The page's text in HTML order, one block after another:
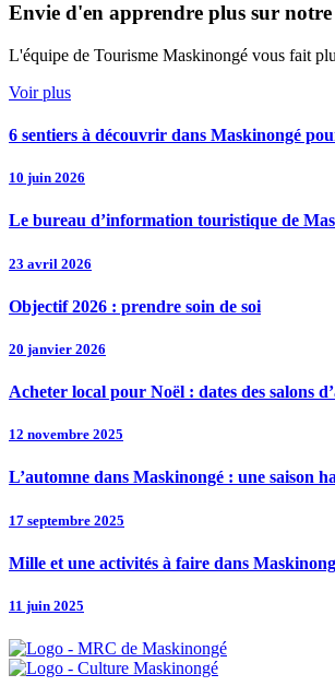
Envie d'en apprendre plus sur
L'équipe de Tourisme Maskinongé vous fait
Voir plus
6 sentiers à découvrir dans Maskinongé
10 juin 2026
Le bureau d’information touristique de
23 avril 2026
Objectif 2026 : prendre soin de soi
20 janvier 2026
Acheter local pour Noël : dates des salons
12 novembre 2025
L’automne dans Maskinongé : une saison
17 septembre 2025
Mille et une activités à faire dans
11 juin 2025